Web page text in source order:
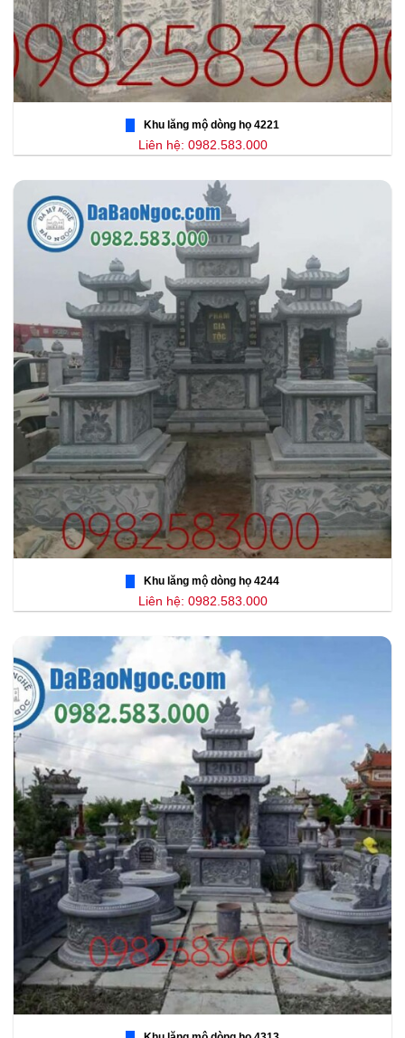
Khu lăng mộ dòng họ 4221
Liên hệ: 0982.583.000
Khu lăng mộ dòng họ 4244
Liên hệ: 0982.583.000